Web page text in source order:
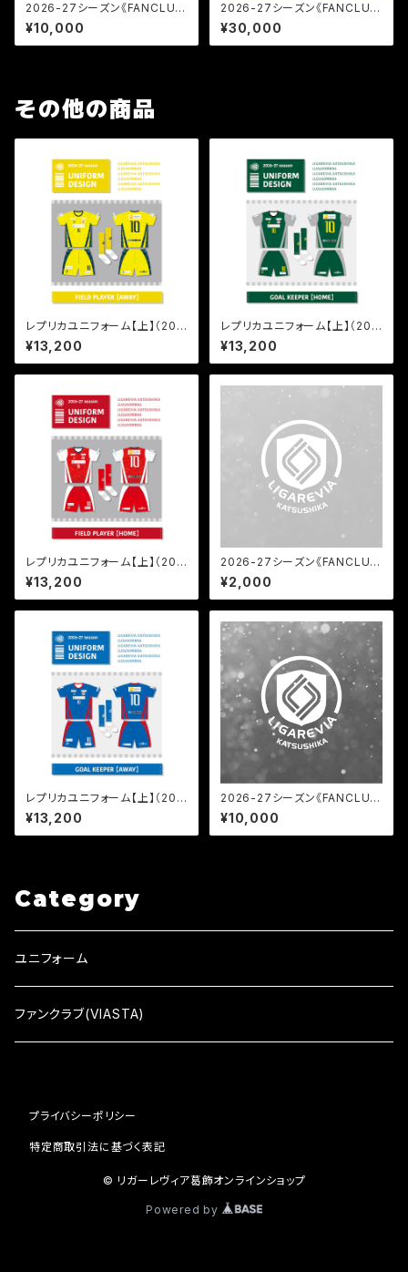
2026-27シーズン《FANCLU
B》SILVER会員
¥10,000
2026-27シーズン《FANCLU
B》GOLD会員
¥30,000
その他の商品
レプリカユニフォーム【上】（202
6-2027／FP AWAY）
¥13,200
レプリカユニフォーム【上】（202
6-2027／GK HOME）
¥13,200
レプリカユニフォーム【上】（202
6-2027／FP HOME）
¥13,200
2026-27シーズン《FANCLU
B》WHITE会員
¥2,000
レプリカユニフォーム【上】（202
6-2027／GK AWAY）
¥13,200
2026-27シーズン《FANCLU
B》SILVER会員
¥10,000
Category
ユニフォーム
ファンクラブ(VIASTA)
プライバシーポリシー
特定商取引法に基づく表記
© リガーレヴィア葛飾オンラインショップ
Powered by